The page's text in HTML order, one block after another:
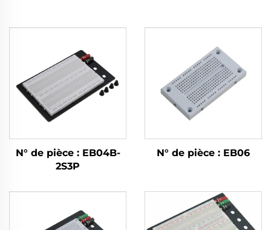
N° de pièce : EB04B-
2S3P
N° de pièce : EB06